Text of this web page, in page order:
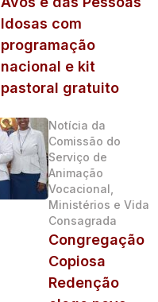
Idosas com
programação
nacional e kit
pastoral gratuito
Notícia da
Comissão do
Serviço de
Animação
Vocacional,
Ministérios e Vida
Consagrada
Congregação
Copiosa
Redenção